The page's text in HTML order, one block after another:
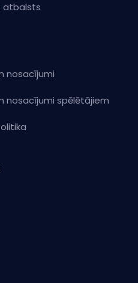
atbalsts
nosacījumi
nosacījumi spēlētājiem